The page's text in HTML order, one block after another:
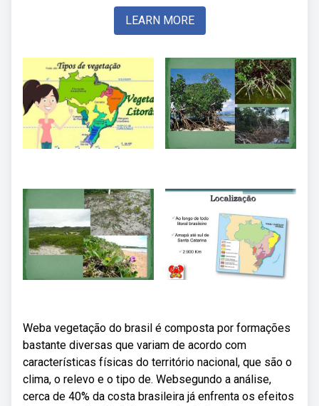
LEARN MORE
Weba vegetação do brasil é composta por formações
bastante diversas que variam de acordo com
características físicas do território nacional, que são o
clima, o relevo e o tipo de. Websegundo a análise,
cerca de 40% da costa brasileira já enfrenta os efeitos